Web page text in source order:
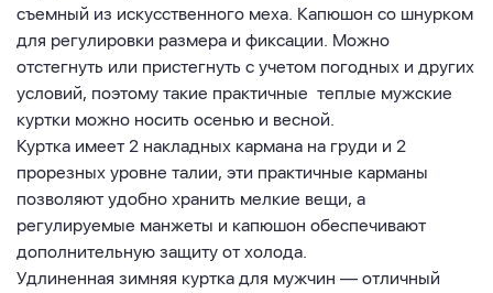
съемный из искусственного меха. Капюшон со шнурком
для регулировки размера и фиксации. Можно
отстегнуть или пристегнуть с учетом погодных и других
условий, поэтому такие практичные теплые мужские
куртки можно носить осенью и весной.
Куртка имеет 2 накладных кармана на груди и 2
прорезных уровне талии, эти практичные карманы
позволяют удобно хранить мелкие вещи, а
регулируемые манжеты и капюшон обеспечивают
дополнительную защиту от холода.
Удлиненная зимняя куртка для мужчин — отличный